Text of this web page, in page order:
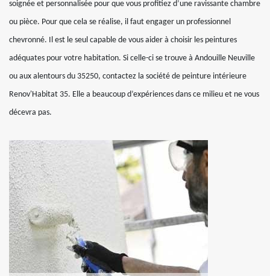
soignée et personnalisée pour que vous profitiez d’une ravissante chambre
ou pièce. Pour que cela se réalise, il faut engager un professionnel
chevronné. Il est le seul capable de vous aider à choisir les peintures
adéquates pour votre habitation. Si celle-ci se trouve à Andouille Neuville
ou aux alentours du 35250, contactez la société de peinture intérieure
Renov'Habitat 35. Elle a beaucoup d’expériences dans ce milieu et ne vous
décevra pas.